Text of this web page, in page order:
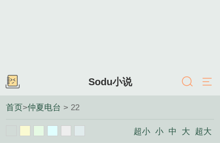
Sodu小说
首页>仲夏电台 > 22
超小 小 中 大 超大